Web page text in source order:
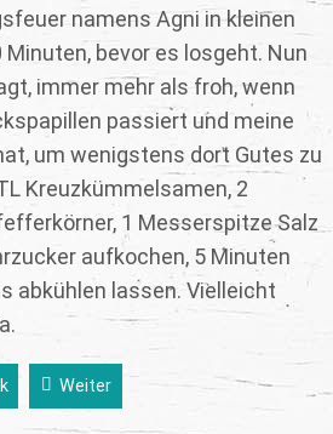
namens Agni in kleinen
bevor es losgeht. Nun
immer mehr als froh, wenn
passiert und meine
um wenigstens dort Gutes zu
Kreuzkümmelsamen, 2
1 Messerspitze Salz
aufkochen, 5 Minuten
abkühlen lassen. Vielleicht
Weiter